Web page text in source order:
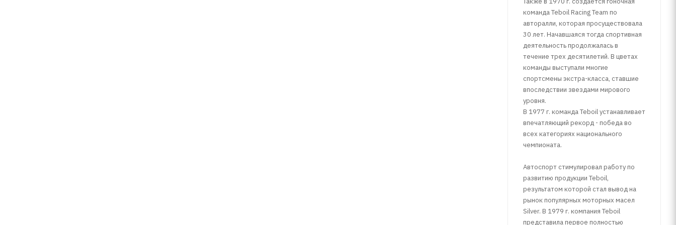
команда Teboil Racing Team по
авторалли, которая просуществовала
30 лет. Начавшаяся тогда спортивная
деятельность продолжалась в
течение трех десятилетий. В цветах
команды выступали многие
спортсмены экстра-класса, ставшие
впоследствии звездами мирового
уровня.
В 1977 г. команда Teboil устанавливает
впечатляющий рекорд - победа во
всех категориях национального
чемпионата.
Автоспорт стимулировал работу по
развитию продукции Teboil,
результатом которой стал вывод на
рынок популярных моторных масел
Silver. В 1979 г. компания Teboil
представила первое полностью